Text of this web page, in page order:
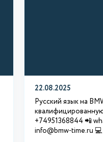
22.08.2025
Русский язык на
+74951368844 📲
info@bmw-time.ru